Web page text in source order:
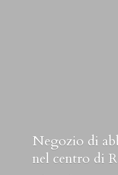
Negozio di
nel centro di